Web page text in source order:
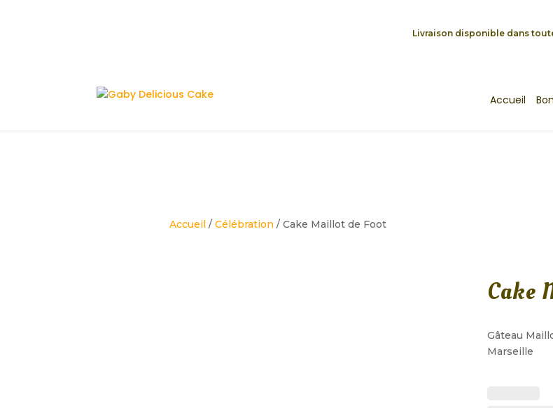
Livraison disponible dans
Accueil
Accueil/ Célébration / Cake Maillot de Foot
Cake
Gâteau
Marseille